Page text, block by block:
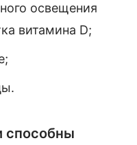
освещения
витамина D;
способны